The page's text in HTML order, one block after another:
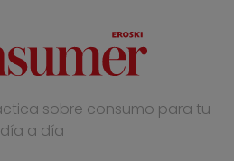
sobre consumo para tu
día a día